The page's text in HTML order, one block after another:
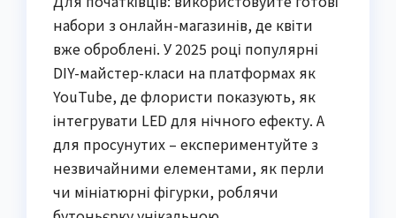
набори з онлайн-магазинів, де квіти
вже оброблені. У 2025 році популярні
DIY-майстер-класи на платформах як
YouTube, де флористи показують, як
інтегрувати LED для нічного ефекту. А
для просунутих – експериментуйте з
незвичайними елементами, як перли
чи мініатюрні фігурки, роблячи